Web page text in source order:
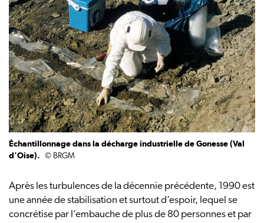
Échantillonnage dans la décharge industrielle de Gonesse (Val
d'Oise).
© BRGM
Après les turbulences de la décennie précédente, 1990 est
une année de stabilisation et surtout d’espoir, lequel se
concrétise par l’embauche de plus de 80 personnes et par